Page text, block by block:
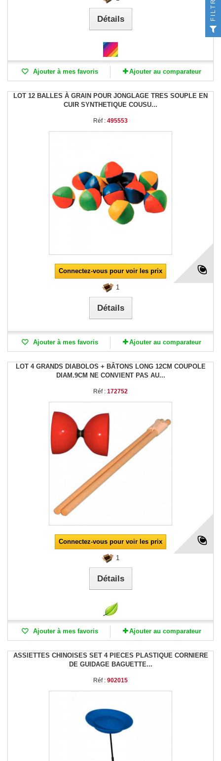
Détails
Ajouter à mes favoris Ajouter au comparateur
LOT 12 BALLES À GRAIN POUR JONGLAGE TRES SOUPLE EN
CUIR SYNTHETIQUE COUSU...
Réf : 495553
Connectez-vous pour voir les prix
1
Détails
Ajouter à mes favoris Ajouter au comparateur
LOT 4 GRANDS DIABOLOS + BÂTONS LONG 12CM COUPOLE
DIAM.9CM NE CONVIENT PAS AU...
Réf : 172752
Connectez-vous pour voir les prix
1
Détails
Ajouter à mes favoris Ajouter au comparateur
ASSIETTES CHINOISES SET 4 PIECES PLASTIQUE CORNIERE
DE GUIDAGE BAGUETTE...
Réf : 902015